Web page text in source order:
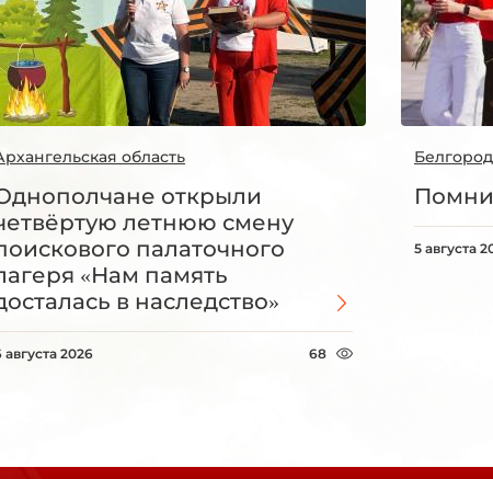
область
открыли
летнюю смену
палаточного
«Нам память
в наследство»
августа 2026 68
5 августа